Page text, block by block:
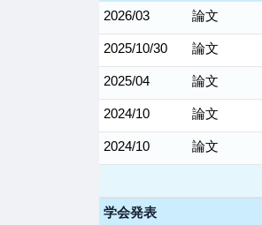
2026/03
論文
2025/10/30 論文
2025/04 論文
2024/10 論文
2024/10 論文
学会発表